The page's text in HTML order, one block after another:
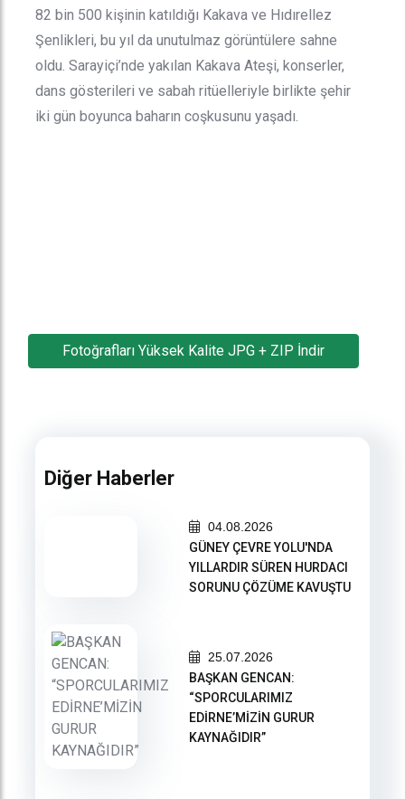
82 bin 500 kişinin katıldığı Kakava ve Hıdırellez
Şenlikleri, bu yıl da unutulmaz görüntülere sahne
oldu. Sarayiçi’nde yakılan Kakava Ateşi, konserler,
dans gösterileri ve sabah ritüelleriyle birlikte şehir
iki gün boyunca baharın coşkusunu yaşadı.
Fotoğrafları Yüksek Kalite JPG + ZIP İndir
Diğer Haberler
04.08.2026
GÜNEY ÇEVRE YOLU'NDA
YILLARDIR SÜREN HURDACI
SORUNU ÇÖZÜME KAVUŞTU
25.07.2026
BAŞKAN GENCAN:
“SPORCULARIMIZ
EDİRNE’MİZİN GURUR
KAYNAĞIDIR”